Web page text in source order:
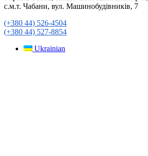
с.м.т. Чабани, вул. Машинобудівників, 7
(+380 44) 526-4504
(+380 44) 527-8854
Ukrainian